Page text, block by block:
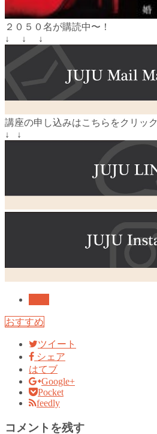
２０５０名が購読中〜！
↓ ↓ ↓
講座の申し込みはこちらをクリック
↓ ↓
おすすめ
ツイート
シェア
はてブ
Google+
Pocket
feedly
コメントを残す